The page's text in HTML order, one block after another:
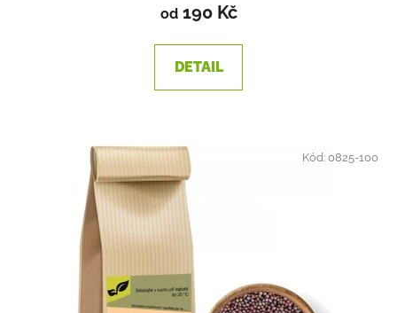
od190 Kč
DETAIL
Kód:0825-100